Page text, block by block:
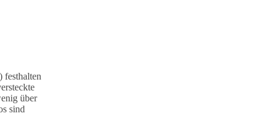
festhalten
über
sind